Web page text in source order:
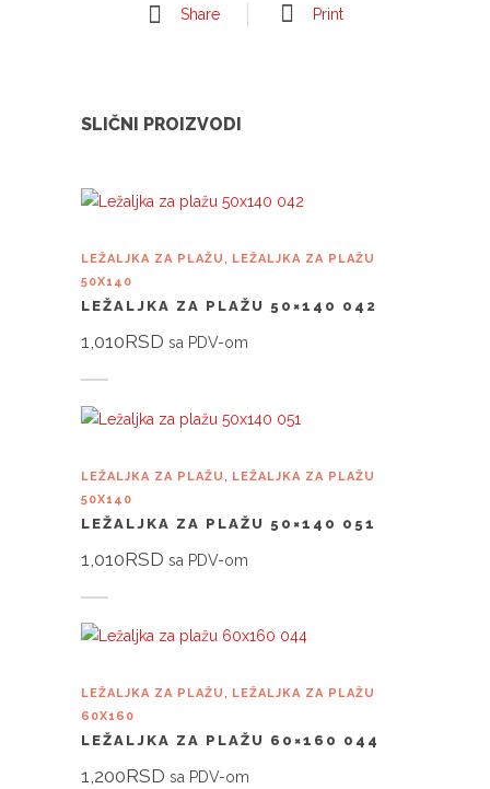
Share Print
SLIČNI PROIZVODI
LEŽALJKA ZA PLAŽU , LEŽALJKA ZA PLAŽU
50X140
LEŽALJKA ZA PLAŽU 50×140 042
1,010RSD sa PDV-om
LEŽALJKA ZA PLAŽU
LEŽALJKA ZA PLAŽU
50X140
LEŽALJKA ZA PLAŽU 50×140 051
1,010RSD sa PDV-om
LEŽALJKA ZA PLAŽU
LEŽALJKA ZA PLAŽU
60X160
LEŽALJKA ZA PLAŽU 60×160 044
1,200RSD sa PDV-om